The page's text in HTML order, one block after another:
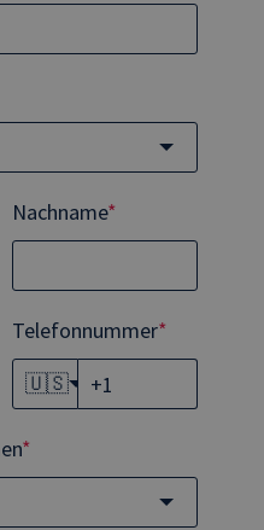
Nachname*
Telefonnummer*
🇺🇸
*